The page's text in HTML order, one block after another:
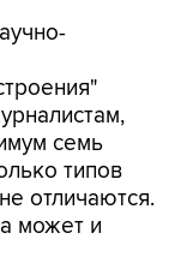
семь
типов
отличаются.
может и